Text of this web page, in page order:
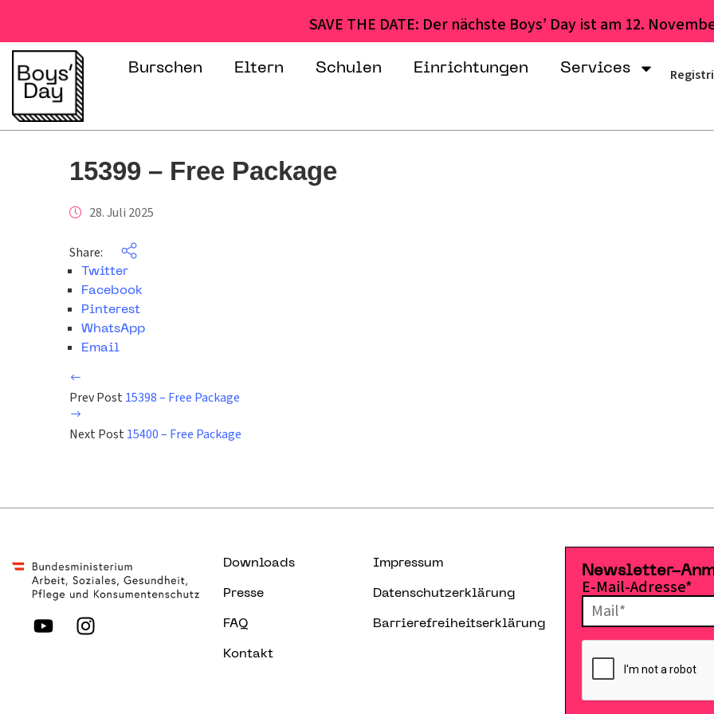
SAVE THE DATE: Der nächste Boys’ Day ist am 12.
Burschen Eltern Schulen Einrichtungen Services
15399 – Free Package
28. Juli 2025
Share:
Twitter
Facebook
Pinterest
WhatsApp
Email
Prev Post 15398 – Free Package
Next Post 15400 – Free Package
Downloads
Presse
FAQ
Kontakt
Impressum
Datenschutzerklärung
Barrierefreiheitserklärung
Newsletter-
E-Mail-Adresse*